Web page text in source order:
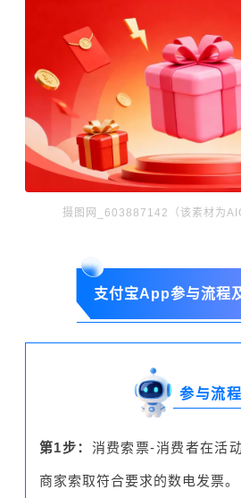
摄图网_603887142（该素材为
支付宝App参与流程
参与流程
第1步： 消费索票-消费者在活
商家索取符合要求的数电发票。